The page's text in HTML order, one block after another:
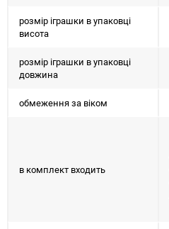
розмір іграшки в упаковці
висота
розмір іграшки в упаковці
довжина
обмеження за віком
в комплект входить